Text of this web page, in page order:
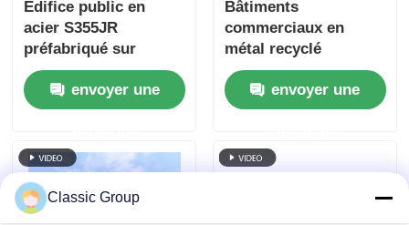
Édifice public en
acier S355JR
préfabriqué sur
mesure
envoyer une
Bâtiments
commerciaux en
métal recyclé
Structure de cadre en
acier Centre
commercial OEM
envoyer une
Classic Group